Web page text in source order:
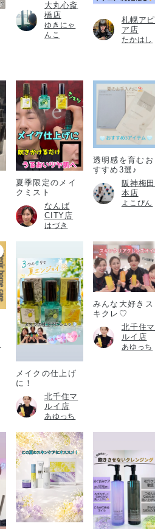
大丸心斎
橋店
ゆきにゃ
んこ
札幌アピ
ア店
たかはし
夏季限定のメイ
クミスト
なんば
CITY店
はづき
透明感を育むお
すすめ3選♪
阪神梅田
本店
よこぴん
メイクの仕上げ
に！
北千住マ
ルイ店
あゆっち
みんな大好きス
キクレ♡
北千住マ
ルイ店
あゆっち